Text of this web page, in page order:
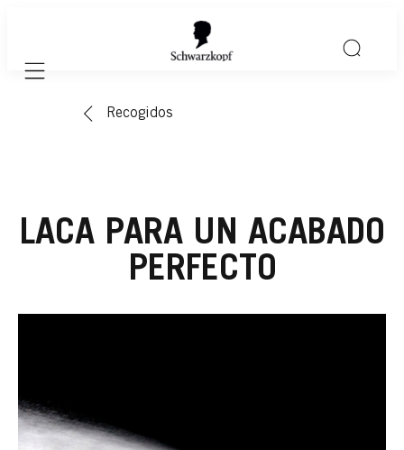
Mobile navigation
Recogidos
LACA PARA UN ACABADO
PERFECTO